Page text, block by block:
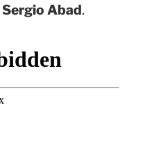
Sergio Abad.